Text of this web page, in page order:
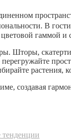
В
гаммой и
Шторы,
создавая
тенденции